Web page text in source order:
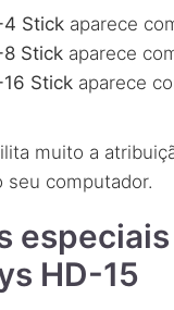
4 Stick aparece
8 Stick aparece
Stick aparece
muito a
seu computador.
HD-15